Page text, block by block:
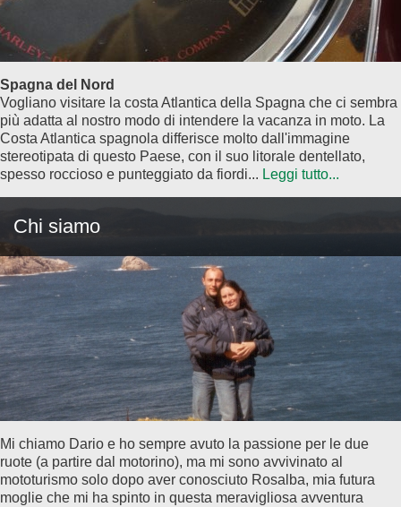
Spagna del Nord
Vogliano visitare la costa Atlantica della Spagna che ci sembra
più adatta al nostro modo di intendere la vacanza in moto. La
Costa Atlantica spagnola differisce molto dall'immagine
stereotipata di questo Paese, con il suo litorale dentellato,
spesso roccioso e punteggiato da fiordi... Leggi tutto...
Chi siamo
Mi chiamo Dario e ho sempre avuto la passione per le due
ruote (a partire dal motorino), ma mi sono avvivinato al
mototurismo solo dopo aver conosciuto Rosalba, mia futura
moglie che mi ha spinto in questa meravigliosa avventura